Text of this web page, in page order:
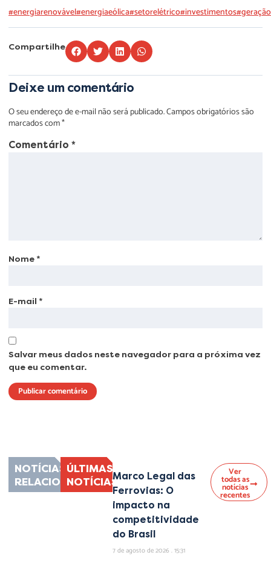
#energiarenovável#energiaeólica#setorelétrico#investimentos
Compartilhe
Deixe um comentário
O seu endereço de e-mail não será publicado.Campos obrigatórios são
marcados com*
Comentário *
Nome *
E-mail *
Salvar meus dados neste navegador para a próxima vez
que eu comentar.
NOTÍCIAS
RELACIONADAS
ÚLTIMAS
NOTÍCIASMarco Legal das
Ferrovias: O
impacto na
competitividade
do Brasil
7 de agosto de 2026 15:31
Ver
todas as
notícias
recentes